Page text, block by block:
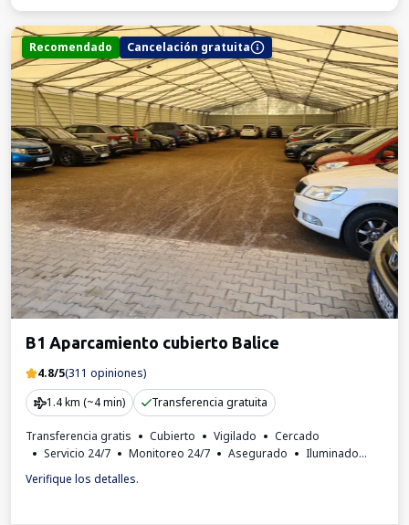
Recomendado Cancelación gratuita
B1 Aparcamiento cubierto Balice
4.8/5(311 opiniones)
1.4 km (~4 min)
Transferencia gratuita
Transferencia gratis Cubierto Vigilado
Cercado
Servicio 24/7
Monitoreo 24/7 Asegurado
Iluminado
Para los turismos
Factura IVA
Verifique los detalles.